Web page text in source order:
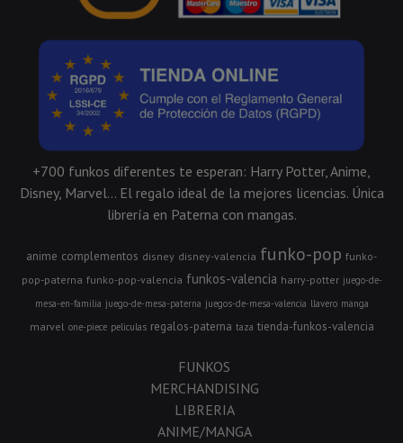
+700 funkos diferentes te esperan: Harry Potter, Anime,
Disney, Marvel... El regalo ideal de la mejores licencias. Única
librería en Paterna con mangas.
anime complementos disney disney-valencia funko-pop funko-
pop-paterna funko-pop-valencia funkos-valencia harry-potter juego-de-
mesa-en-familia juego-de-mesa-paterna juegos-de-mesa-valencia llavero manga
marvel one-piece peliculas regalos-paterna taza tienda-funkos-valencia
FUNKOS
MERCHANDISING
LIBRERIA
ANIME/MANGA